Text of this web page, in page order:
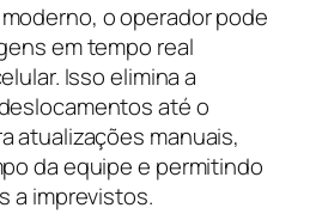
o operador pode
em tempo real
Isso elimina a
até o
atualizações manuais,
da equipe e permitindo
a imprevistos.